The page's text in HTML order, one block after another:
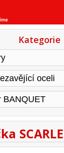
Kategorie